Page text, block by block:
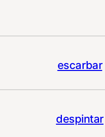
escarbar
despintar